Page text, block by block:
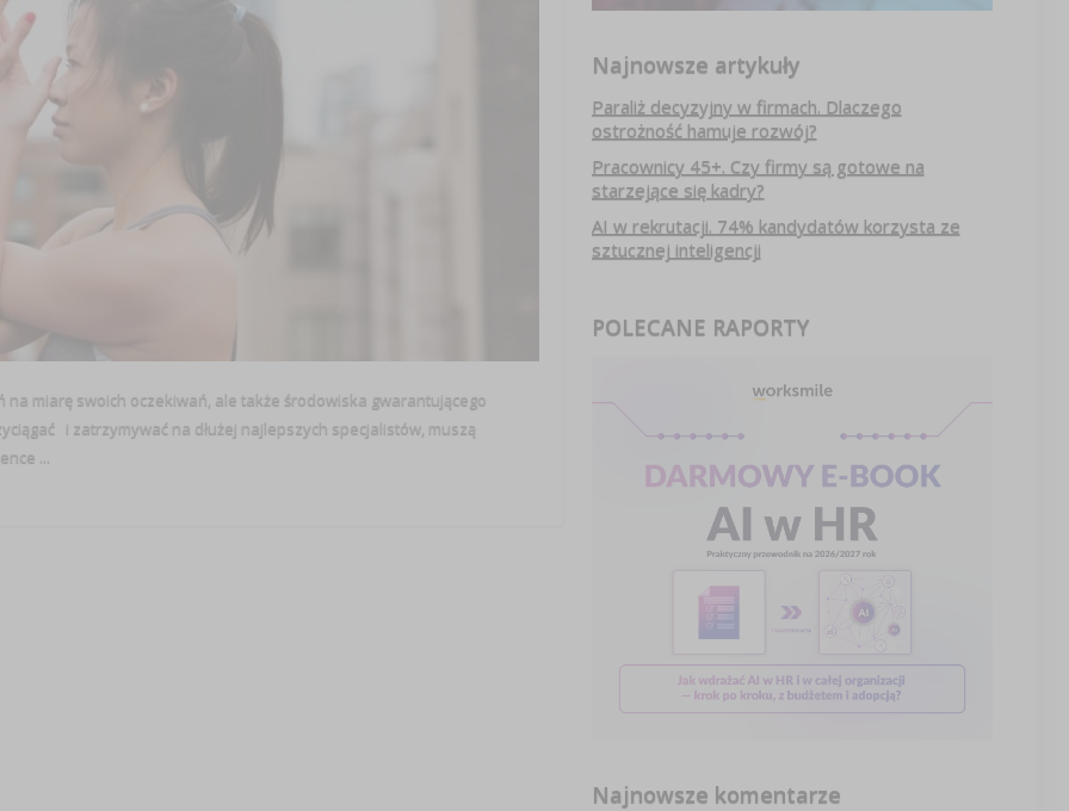
miarę swoich oczekiwań, ale także środowiska gwarantującego
i zatrzymywać na dłużej najlepszych specjalistów, muszą
...
Najnowsze artykuły
Paraliż decyzyjny w firmach. Dlaczego
ostrożność hamuje rozwój?
Pracownicy 45+. Czy firmy są gotowe na
starzejące się kadry?
AI w rekrutacji. 74% kandydatów korzysta ze
sztucznej inteligencji
POLECANE RAPORTY
Najnowsze komentarze